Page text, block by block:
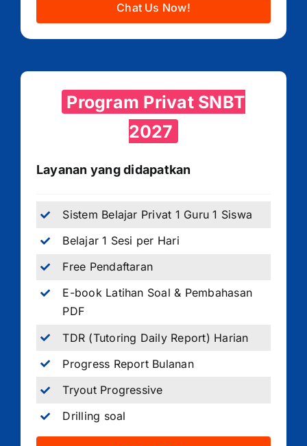
Chat Us Now!
Program Privat SNBT
2027
Layanan yang didapatkan
Sistem Belajar Privat 1 Guru 1 Siswa
Belajar 1 Sesi per Hari
Free Pendaftaran
E-book Latihan Soal & Pembahasan
PDF
TDR (Tutoring Daily Report) Harian
Progress Report Bulanan
Tryout Progressive
Drilling soal